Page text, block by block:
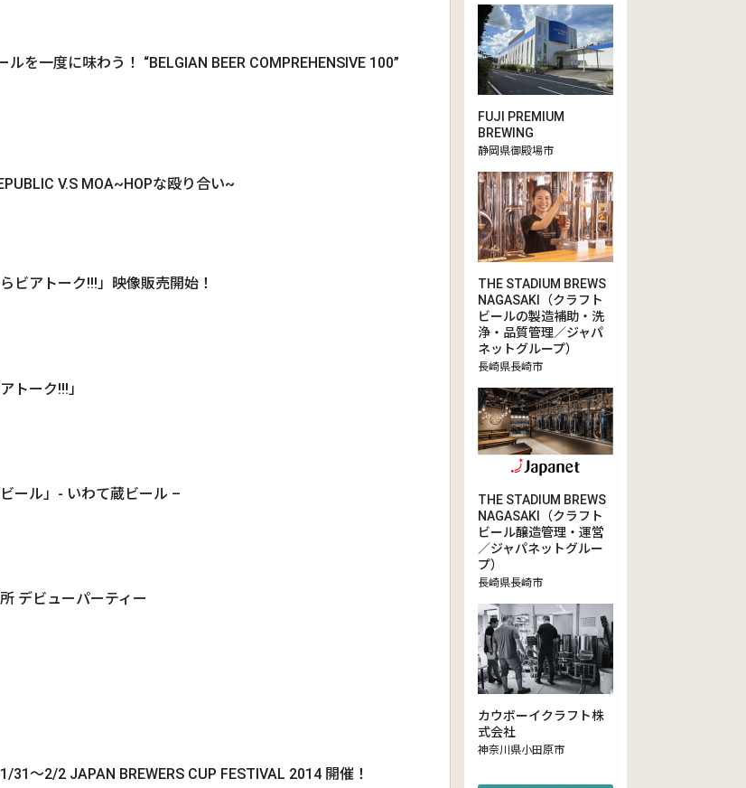
を一度に味わう！ “BELGIAN BEER COMPREHENSIVE 100”
V.S MOA~HOPな殴り合い~
ビアトーク!!!」映像販売開始！
トーク!!!」
ール」- いわて蔵ビール –
デビューパーティー
31〜2/2 JAPAN BREWERS CUP FESTIVAL 2014 開催！
FUJI PREMIUM
BREWING
静岡県御殿場市
THE STADIUM BREWS
NAGASAKI（クラフト
ビールの製造補助・洗
浄・品質管理／ジャパ
ネットグループ）
長崎県長崎市
THE STADIUM BREWS
NAGASAKI（クラフト
ビール醸造管理・運営
／ジャパネットグルー
プ）
長崎県長崎市
カウボーイクラフト株
式会社
神奈川県小田原市